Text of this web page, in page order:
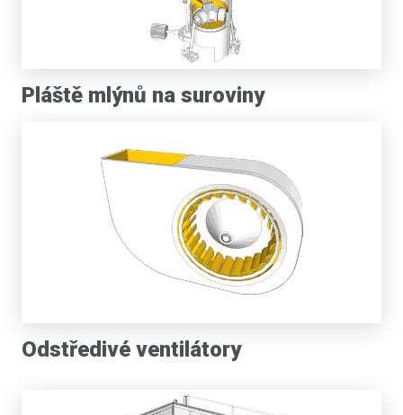
Pláště mlýnů na suroviny
Odstředivé ventilátory